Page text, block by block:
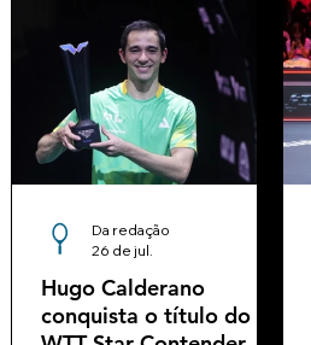
Hugo Calderano
conquista o título do
Da redação
26 de jul.